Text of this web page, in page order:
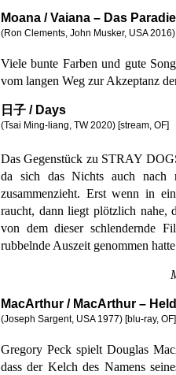
Moana / Vaiana – Das
(Ron Clements, John Musker, USA
Viele bunte Farben und gute
vom langen Weg zur Akzeptanz
日子 / Days
(Tsai Ming-liang, TW 2020) [stream, OF]
Das Gegenstück zu STRAY
da sich das Nichts auch nach
zusammenzieht. Erst wenn in
raucht, dann liegt plötzlich
von dem dieser schlendernde
rubbelnde Auszeit genommen
MacArthur / MacArthur –
(Joseph Sargent, USA 1977) [blu-ray, OF]
Gregory Peck spielt Douglas
dass der Kelch des Namens